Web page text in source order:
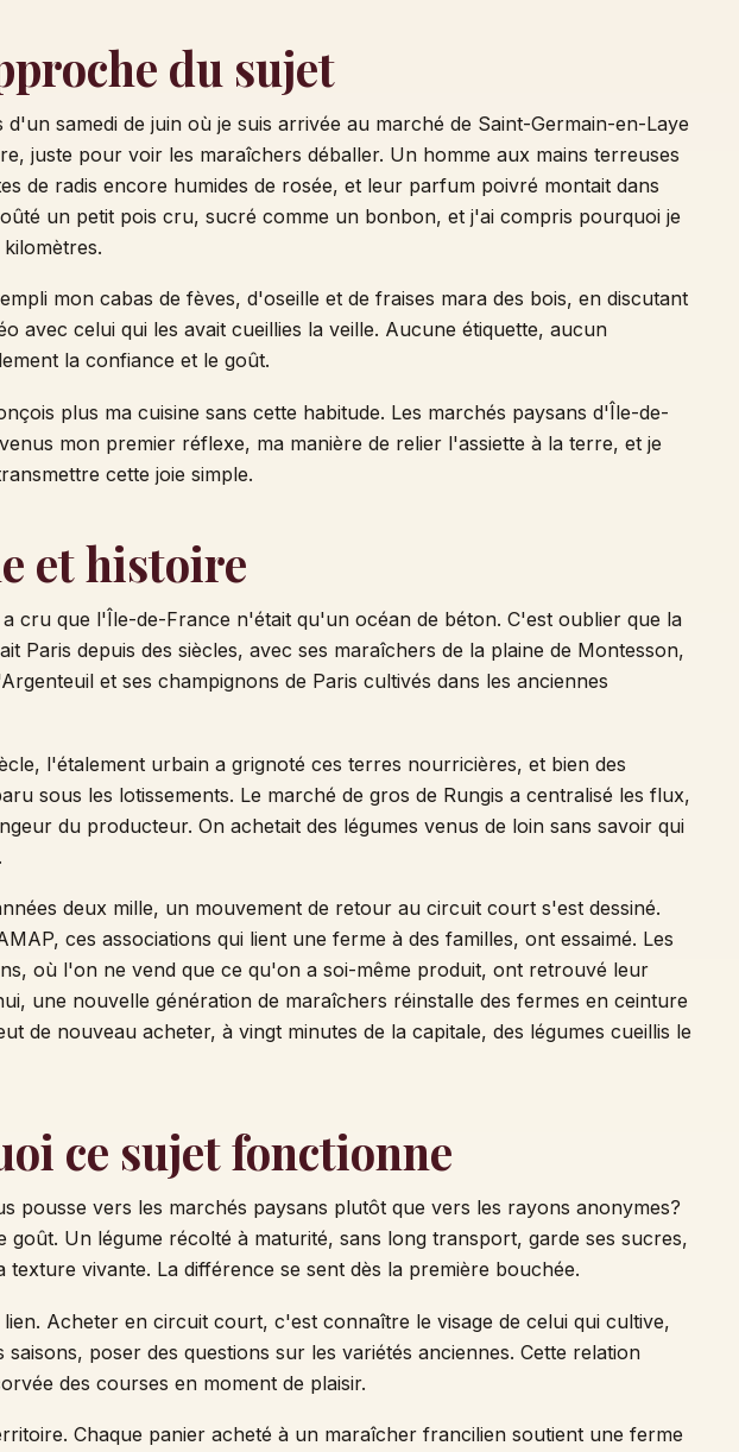
du sujet
d'un samedi de juin où je suis arrivée au marché de Saint-Germain-en-Laye
juste pour voir les maraîchers déballer. Un homme aux mains terreuses
de radis encore humides de rosée, et leur parfum poivré montait dans
un petit pois cru, sucré comme un bonbon, et j'ai compris pourquoi je
mon cabas de fèves, d'oseille et de fraises mara des bois, en discutant
avec celui qui les avait cueillies la veille. Aucune étiquette, aucun
la confiance et le goût.
plus ma cuisine sans cette habitude. Les marchés paysans d'Île-de-
mon premier réflexe, ma manière de relier l'assiette à la terre, et je
cette joie simple.
et histoire
cru que l'Île-de-France n'était qu'un océan de béton. C'est oublier que la
Paris depuis des siècles, avec ses maraîchers de la plaine de Montesson,
et ses champignons de Paris cultivés dans les anciennes
l'étalement urbain a grignoté ces terres nourricières, et bien des
sous les lotissements. Le marché de gros de Rungis a centralisé les flux,
du producteur. On achetait des légumes venus de loin sans savoir qui
deux mille, un mouvement de retour au circuit court s'est dessiné.
ces associations qui lient une ferme à des familles, ont essaimé. Les
où l'on ne vend que ce qu'on a soi-même produit, ont retrouvé leur
une nouvelle génération de maraîchers réinstalle des fermes en ceinture
de nouveau acheter, à vingt minutes de la capitale, des légumes cueillis le
ce sujet fonctionne
pousse vers les marchés paysans plutôt que vers les rayons anonymes?
goût. Un légume récolté à maturité, sans long transport, garde ses sucres,
texture vivante. La différence se sent dès la première bouchée.
Acheter en circuit court, c'est connaître le visage de celui qui cultive,
saisons, poser des questions sur les variétés anciennes. Cette relation
des courses en moment de plaisir.
Chaque panier acheté à un maraîcher francilien soutient une ferme